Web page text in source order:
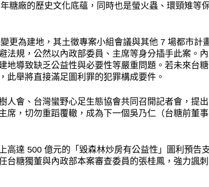
糖廠的歷史文化底蘊，同時也是螢火蟲、環頸雉等
更為建地，其土徵專案小組會議與其他 7 場都市計
法規，公然以內政部委員、主席等身分插手此案。
地導致缺乏公益性與必要性等嚴重問題。若未來台
此舉將直接滿足圖利罪的犯罪構成要件。
人會、台灣蠻野心足生態協會共同召開記者會，提
席，切勿重蹈覆轍，成為下一個吳乃仁（台糖前董
高達 500 億元的「毀森林炒房有公益性」圖利預告
台糖獨董與內政部本案審查委員的張桂鳳，強力諷